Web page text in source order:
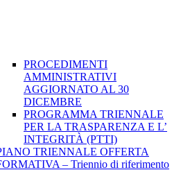
PROCEDIMENTI
AMMINISTRATIVI
AGGIORNATO AL 30
DICEMBRE
PROGRAMMA TRIENNALE
PER LA TRASPARENZA E L’
INTEGRITÀ (PTTI)
TRIENNALE OFFERTA
– Triennio di riferimento